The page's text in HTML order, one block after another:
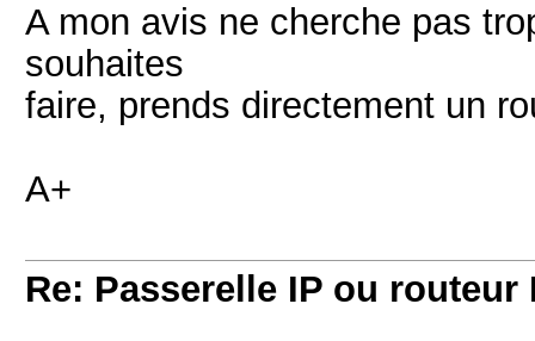
A mon avis ne cherche pas
souhaites
faire, prends directement un
A+
Re: Passerelle IP ou routeur